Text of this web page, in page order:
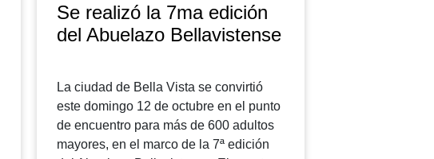
Se realizó la 7ma edición
del Abuelazo Bellavistense
La ciudad de Bella Vista se convirtió
este domingo 12 de octubre en el punto
de encuentro para más de 600 adultos
mayores, en el marco de la 7ª edición